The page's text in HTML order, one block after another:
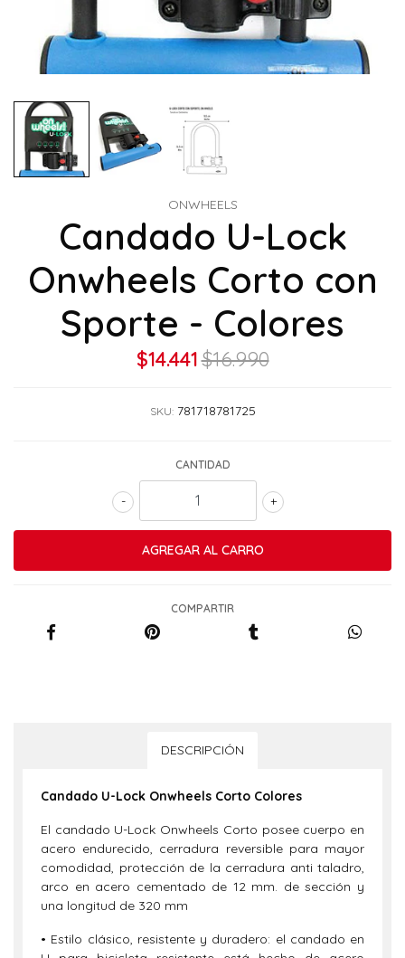
ONWHEELS
Candado U-Lock
Onwheels Corto con
Sporte - Colores
$14.441$16.990
SKU: 781718781725
CANTIDAD
+
-
COMPARTIR
DESCRIPCIÓN
Candado U-Lock Onwheels Corto Colores
El candado U-Lock Onwheels Corto posee cuerpo en
acero endurecido, cerradura reversible para mayor
comodidad, protección de la cerradura anti taladro,
arco en acero cementado de 12 mm. de sección y
una longitud de 320 mm
• Estilo clásico, resistente y duradero: el candado en